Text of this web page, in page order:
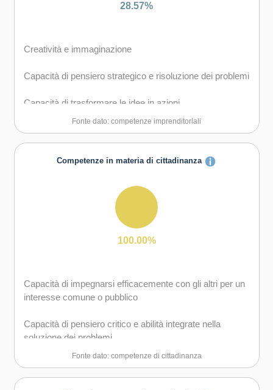
28.57%
Creatività e immaginazione
Capacità di pensiero strategico e risoluzione dei problemi
Capacità di trasformare le idee in azioni
Fonte dato: competenze imprenditoriali
Competenze in materia di cittadinanza
100.00%
Capacità di impegnarsi efficacemente con gli altri per un
interesse comune o pubblico
Capacità di pensiero critico e abilità integrate nella
soluzione dei problemi
Fonte dato: competenze di cittadinanza